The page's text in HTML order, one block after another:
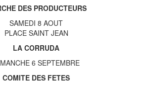
DES PRODUCTEURS
SAMEDI 8 AOUT
PLACE SAINT JEAN
LA CORRUDA
6 SEPTEMBRE
COMITE DES FETES